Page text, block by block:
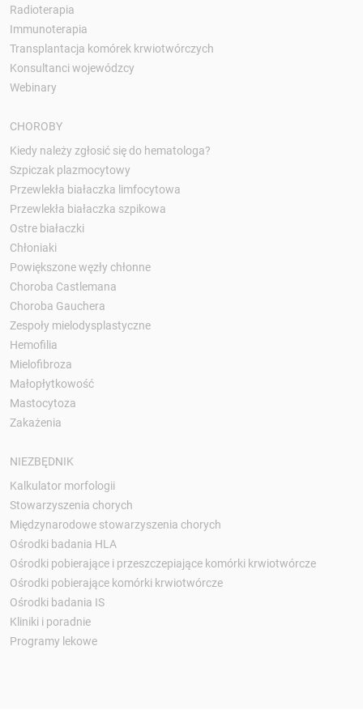
Radioterapia
Immunoterapia
Transplantacja komórek krwiotwórczych
Konsultanci wojewódzcy
Webinary
CHOROBY
Kiedy należy zgłosić się do hematologa?
Szpiczak plazmocytowy
Przewlekła białaczka limfocytowa
Przewlekła białaczka szpikowa
Ostre białaczki
Chłoniaki
Powiększone węzły chłonne
Choroba Castlemana
Choroba Gauchera
Zespoły mielodysplastyczne
Hemofilia
Mielofibroza
Małopłytkowość
Mastocytoza
Zakażenia
NIEZBĘDNIK
Kalkulator morfologii
Stowarzyszenia chorych
Międzynarodowe stowarzyszenia chorych
Ośrodki badania HLA
Ośrodki pobierające i przeszczepiające komórki krwiotwórcze
Ośrodki pobierające komórki krwiotwórcze
Ośrodki badania IS
Kliniki i poradnie
Programy lekowe